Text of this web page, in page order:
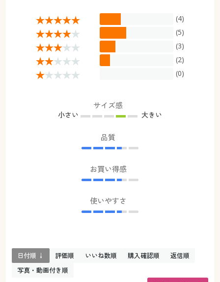
サポート
ご利用ガイド
よくある質問とお問い合わせ
よくある質問とお問い合わせ
(4)
(5)
(3)
(2)
(0)
サイズ感
小さい 大きい
品質
お買い得感
使いやすさ
日付順 ↓ 評価順 いいね数順 購入確認順
返信順
写真・動画付き順